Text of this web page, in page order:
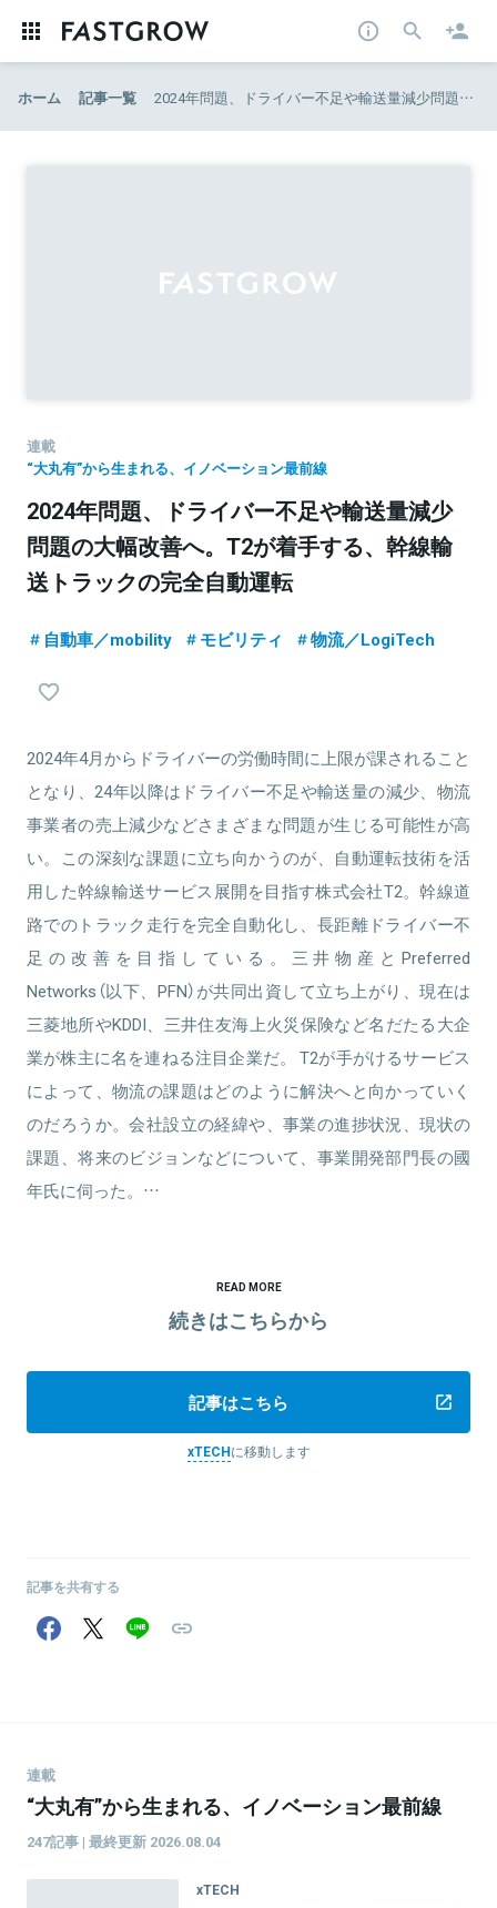
ホーム 記事一覧 2024年問題、ドライバー不足や輸送量減少問題の大幅改善へ。T2が着手する、幹線輸送トラックの完全自動運転
連載
“大丸有”から生まれる、イノベーション最前線
2024年問題、ドライバー不足や輸送量減少
問題の大幅改善へ。T2が着手する、幹線輸
送トラックの完全自動運転
自動車／mobility モビリティ 物流／LogiTech
2024年4月からドライバーの労働時間に上限が課されること
となり、24年以降はドライバー不足や輸送量の減少、物流
事業者の売上減少などさまざまな問題が生じる可能性が高
い。この深刻な課題に立ち向かうのが、自動運転技術を活
用した幹線輸送サービス展開を目指す株式会社T2。幹線道
路でのトラック走行を完全自動化し、長距離ドライバー不
足の改善を目指している。三井物産とPreferred
Networks（以下、PFN）が共同出資して立ち上がり、現在は
三菱地所やKDDI、三井住友海上火災保険など名だたる大企
業が株主に名を連ねる注目企業だ。 T2が手がけるサービス
によって、物流の課題はどのように解決へと向かっていく
のだろうか。会社設立の経緯や、事業の進捗状況、現状の
課題、将来のビジョンなどについて、事業開発部門長の國
年氏に伺った。…
READ MORE
続きはこちらから
記事はこちら
xTECHに移動します
記事を共有する
連載
“大丸有”から生まれる、イノベーション最前線
247記事 | 最終更新 2026.08.04
xTECH